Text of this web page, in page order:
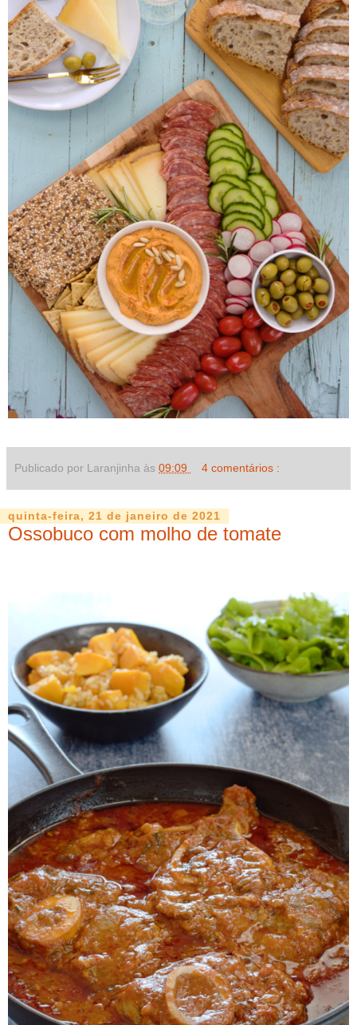
Publicado por Laranjinha às 09:09 4 comentários :
quinta-feira, 21 de janeiro de 2021
Ossobuco com molho de tomate